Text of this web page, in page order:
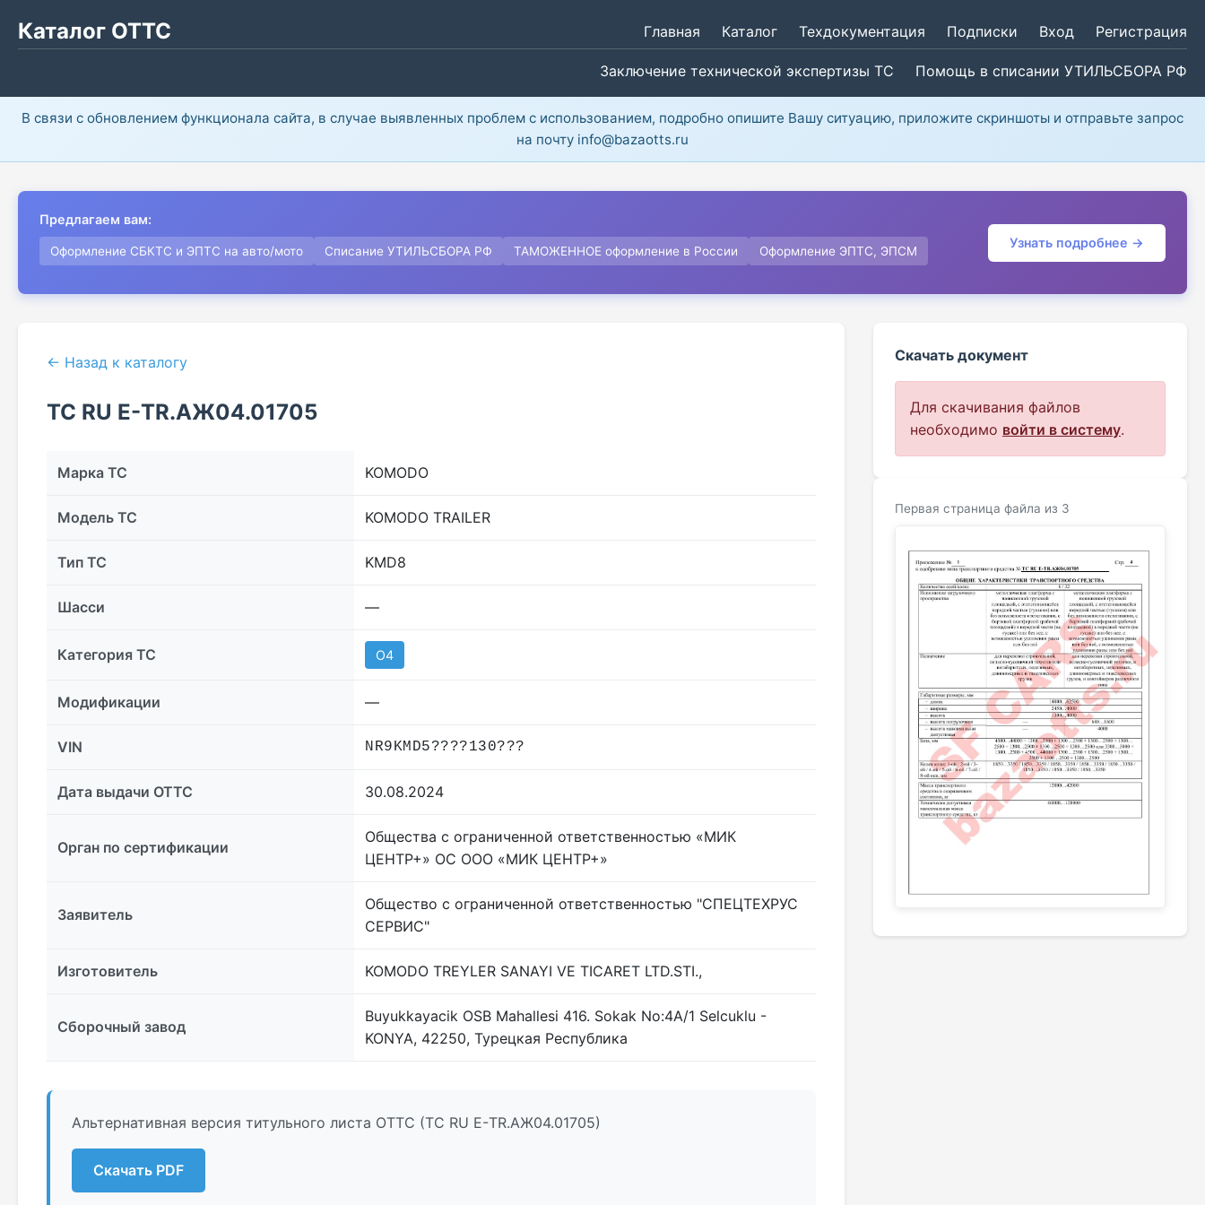
Каталог ОТТС Главная Каталог Техдокументация Подписки Вход Регистрация
Заключение технической экспертизы ТС Помощь в списании УТИЛЬСБОРА РФ
В связи с обновлением функционала сайта, в случае выявленных проблем с использованием, подробно опишите Вашу ситуацию, приложите скриншоты и отправьте запрос
на почту info@bazaotts.ru
Предлагаем вам:
Оформление СБКТС и ЭПТС на авто/мото Списание УТИЛЬСБОРА РФ ТАМОЖЕННОЕ оформление в России Оформление ЭПТС, ЭПСМ
Узнать подробнее →
← Назад к каталогу
ТС RU Е-TR.АЖ04.01705
Марка ТС KOMODO
Модель ТС KOMODO TRAILER
Тип ТС KMD8
Шасси —
Категория ТС O4
Модификации —
VIN NR9KMD5????130???
Дата выдачи ОТТС 30.08.2024
Орган по сертификации
Общества с ограниченной ответственностью «МИК
ЦЕНТР+» ОС ООО «МИК ЦЕНТР+»
Заявитель
Общество с ограниченной ответственностью "СПЕЦТЕХРУС
СЕРВИС"
Изготовитель KOMODO TREYLER SANAYI VE TICARET LTD.STI.,
Сборочный завод
Buyukkayacik OSB Mahallesi 416. Sokak No:4A/1 Selcuklu -
KONYA, 42250, Турецкая Республика
Альтернативная версия титульного листа ОТТС (ТС RU Е-TR.АЖ04.01705)
Скачать PDF
Скачать документ
Для скачивания файлов
необходимо войти в систему.
Первая страница файла из 3